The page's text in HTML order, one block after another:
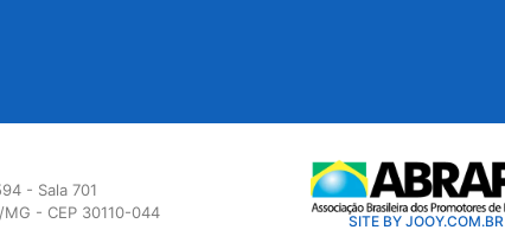
- Sala 701
- CEP 30110-044
SITE BY JOOY.COM.BR